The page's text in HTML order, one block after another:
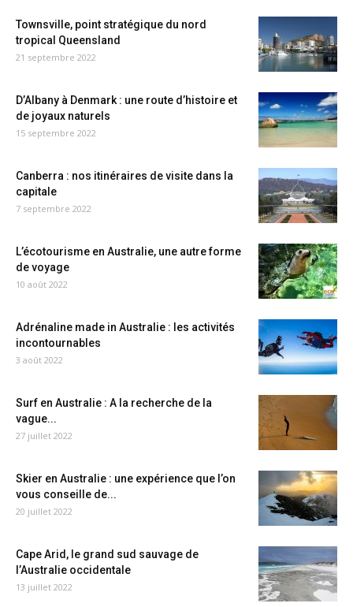
Townsville, point stratégique du nord
tropical Queensland
21 septembre 2022
D’Albany à Denmark : une route d’histoire et
de joyaux naturels
15 septembre 2022
Canberra : nos itinéraires de visite dans la
capitale
7 septembre 2022
L’écotourisme en Australie, une autre forme
de voyage
10 août 2022
Adrénaline made in Australie : les activités
incontournables
3 août 2022
Surf en Australie : A la recherche de la
vague...
27 juillet 2022
Skier en Australie : une expérience que l’on
vous conseille de...
20 juillet 2022
Cape Arid, le grand sud sauvage de
l’Australie occidentale
13 juillet 2022